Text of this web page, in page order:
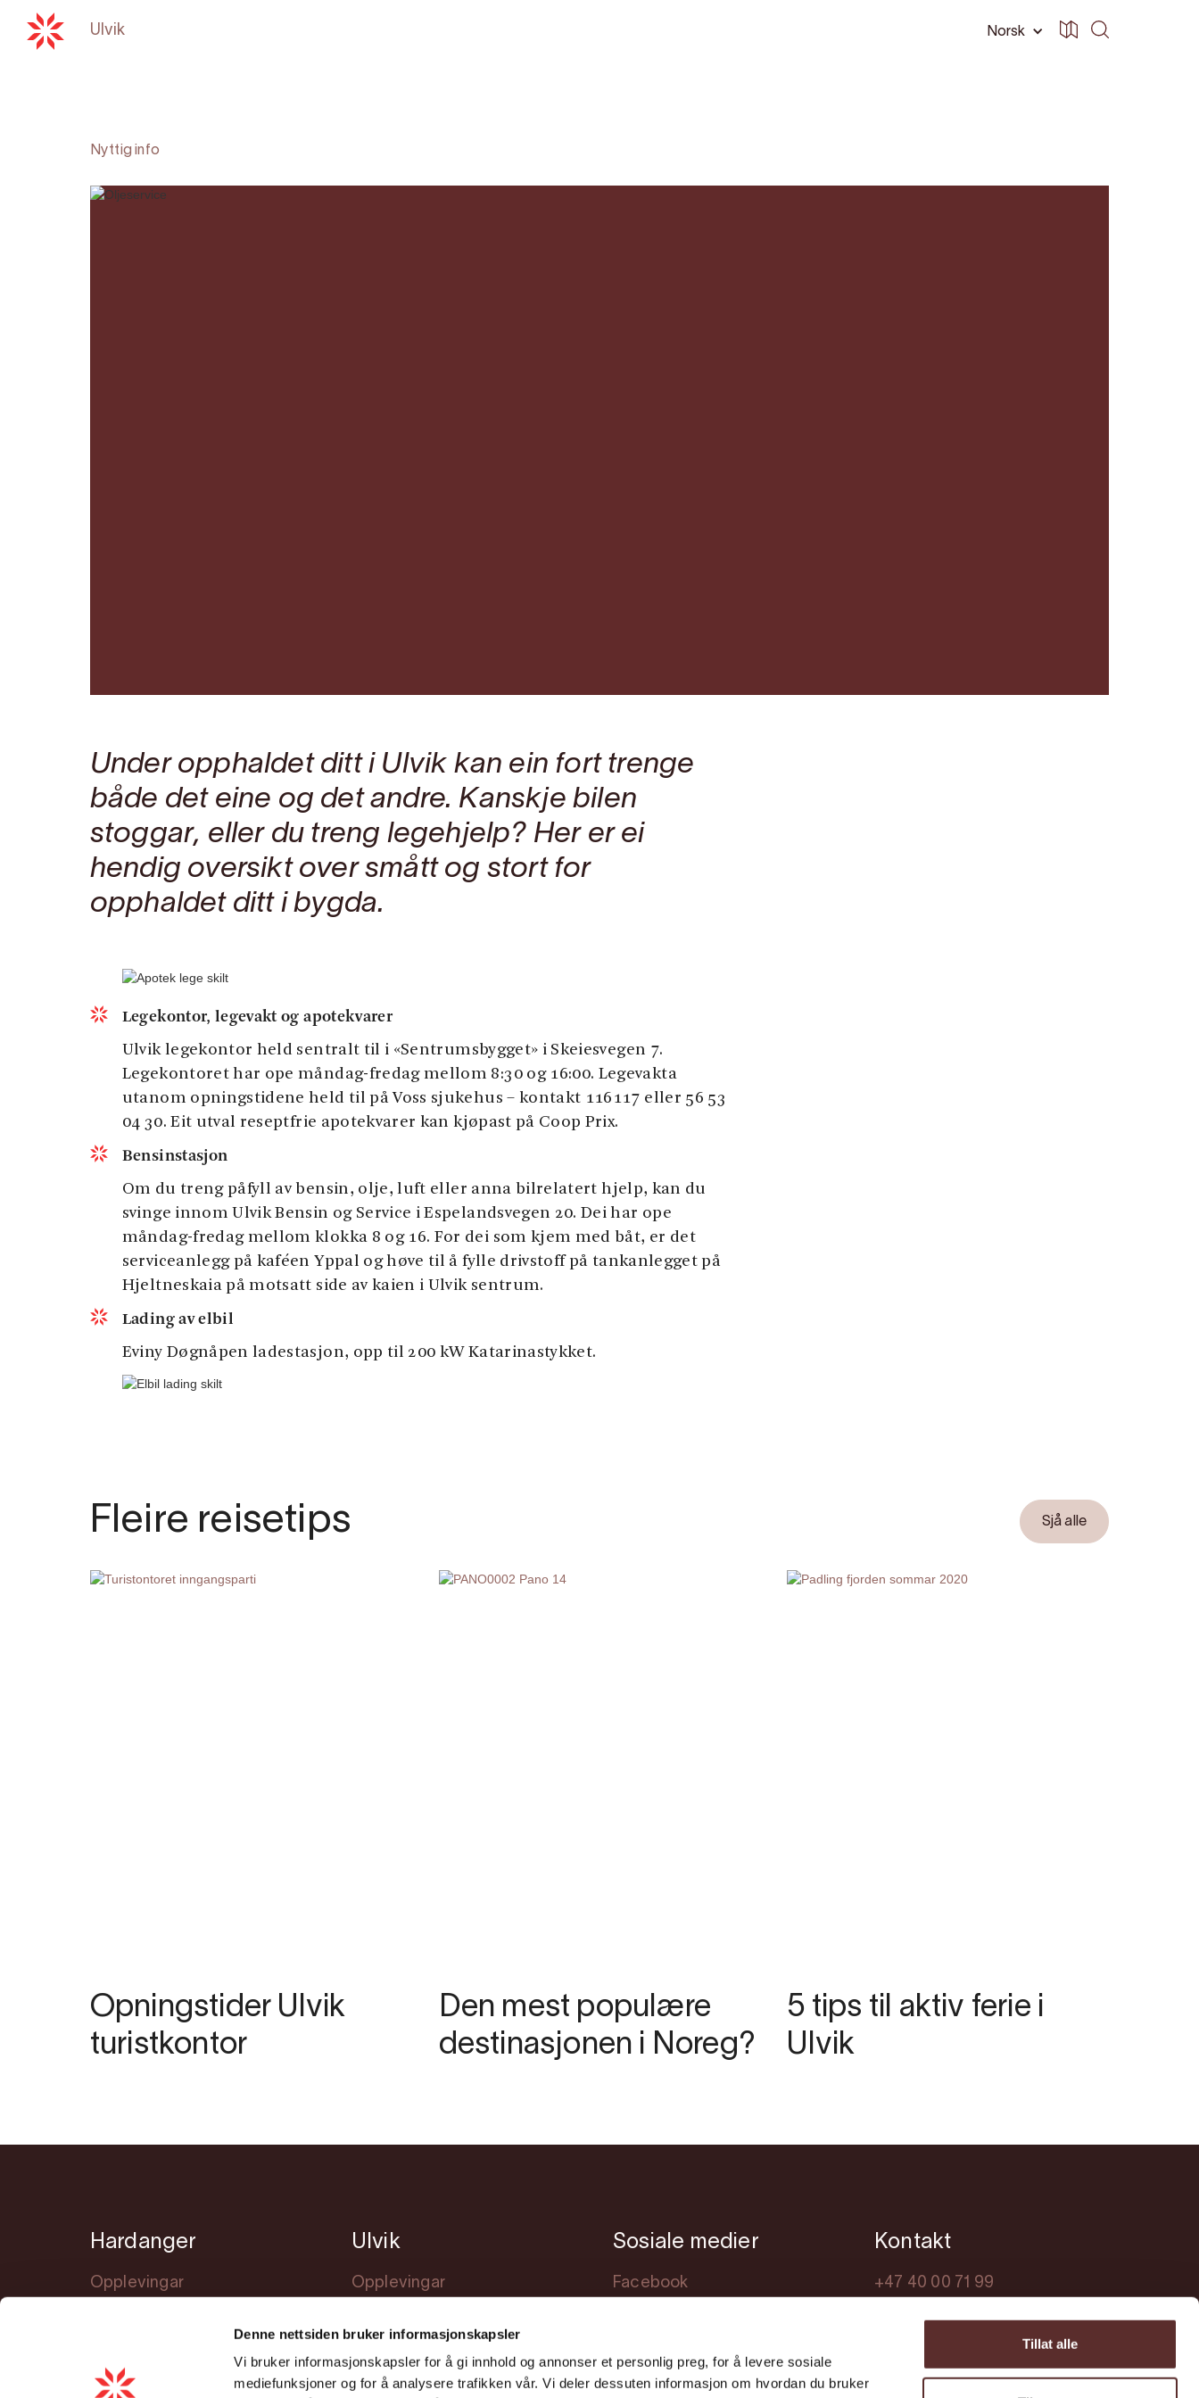
Denne nettsiden bruker informasjonskapsler
Vi bruker informasjonskapsler for å gi innhold og annonser et personlig preg, for å levere sosiale
mediefunksjoner og for å analysere trafikken vår. Vi deler dessuten informasjon om hvordan du bruker
Tillat alle
Norsk
Ulvik
Nyttig info
Under opphaldet ditt i Ulvik kan ein fort trenge
både det eine og det andre. Kanskje bilen
stoggar, eller du treng legehjelp? Her er ei
hendig oversikt over smått og stort for
opphaldet ditt i bygda.
Legekontor, legevakt og apotekvarer
Ulvik legekontor held sentralt til i «Sentrumsbygget» i Skeiesvegen 7.
Legekontoret har ope måndag-fredag mellom 8:30 og 16:00. Legevakta
utanom opningstidene held til på Voss sjukehus – kontakt 116117 eller 56 53
04 30. Eit utval reseptfrie apotekvarer kan kjøpast på Coop Prix.
Bensinstasjon
Om du treng påfyll av bensin, olje, luft eller anna bilrelatert hjelp, kan du
svinge innom Ulvik Bensin og Service i Espelandsvegen 20. Dei har ope
måndag-fredag mellom klokka 8 og 16. For dei som kjem med båt, er det
serviceanlegg på kaféen Yppal og høve til å fylle drivstoff på tankanlegget på
Hjeltneskaia på motsatt side av kaien i Ulvik sentrum.
Lading av elbil
Eviny Døgnåpen ladestasjon, opp til 200 kW Katarinastykket.
Sjå alle
Fleire reisetips
Opningstider Ulvik
turistkontor
Den mest populære
destinasjonen i Noreg?
5 tips til aktiv ferie i
Ulvik
Hardanger
Opplevingar
Møt Hardanger
Ulvik
Opplevingar
Kva skjer?
Planlegging
Sosiale medier
Facebook
Kontakt
+47 40 00 71 99